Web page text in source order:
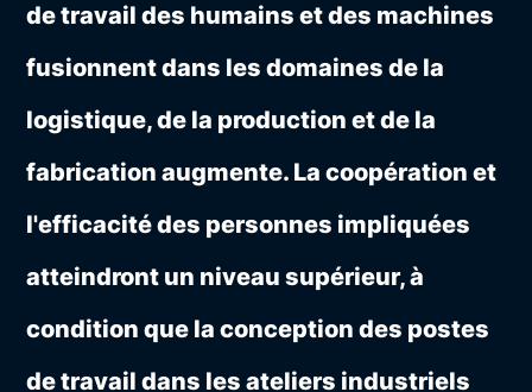
de travail des humains et des machines
fusionnent dans les domaines de la
logistique, de la production et de la
fabrication augmente. La coopération et
l'efficacité des personnes impliquées
atteindront un niveau supérieur, à
condition que la conception des postes
de travail dans les ateliers industriels